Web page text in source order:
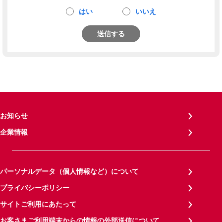
はい いいえ
送信する
お知らせ
企業情報
パーソナルデータ（個人情報など）について
プライバシーポリシー
サイトご利用にあたって